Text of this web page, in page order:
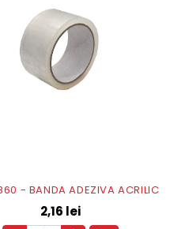
- BANDA ADEZIVA ACRILIC
2,16 lei